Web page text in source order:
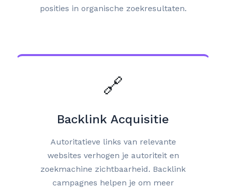
posities in organische zoekresultaten.
🔗
Backlink Acquisitie
Autoritatieve links van relevante
websites verhogen je autoriteit en
zoekmachine zichtbaarheid. Backlink
campagnes helpen je om meer